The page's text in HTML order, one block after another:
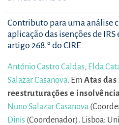
Contributo para uma análise
aplicação das isenções de IRS
artigo 268.º do CIRE
António Castro Caldas, Elda
Salazar Casanova. Em Atas das
reestruturações e
Nuno Salazar Casanova
Dinis (Coordenador). Lisboa: